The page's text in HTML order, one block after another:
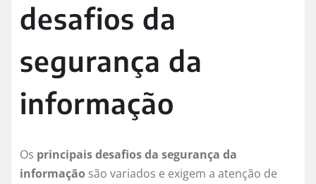
desafios da
segurança da
informação
Os principais desafios da segurança da
informação são variados e exigem a atenção de